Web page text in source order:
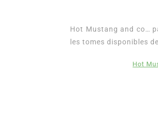
Hot Mustang and co…
les tomes disponibles
Hot
2026
6 Juil 2026
littérature